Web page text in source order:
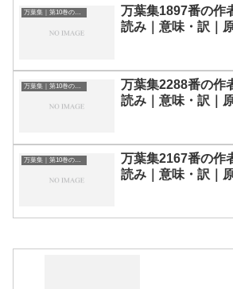
万葉集｜第10巻の和歌一覧
万葉集1897番の作
読み｜意味・訳｜
万葉集｜第10巻の和歌一覧
万葉集2288番の作
読み｜意味・訳｜
万葉集｜第10巻の和歌一覧
万葉集2167番の作
読み｜意味・訳｜